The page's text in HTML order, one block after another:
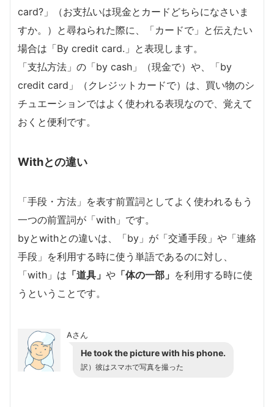
card?」（お支払いは現金とカードどちらになさいま
すか。）と尋ねられた際に、「カードで」と伝えたい
場合は「By credit card.」と表現します。
「支払方法」の「by cash」（現金で）や、「by
credit card」（クレジットカードで）は、買い物のシ
チュエーションではよく使われる表現なので、覚えて
おくと便利です。
Withとの違い
「手段・方法」を表す前置詞としてよく使われるもう
一つの前置詞が「with」です。
byとwithとの違いは、「by」が「交通手段」や「連絡
手段」を利用する時に使う単語であるのに対し、
「with」は 「道具」 や 「体の一部」 を利用する時に使
うということです。
Aさん
He took the picture with his phone.
訳）彼はスマホで写真を撮った